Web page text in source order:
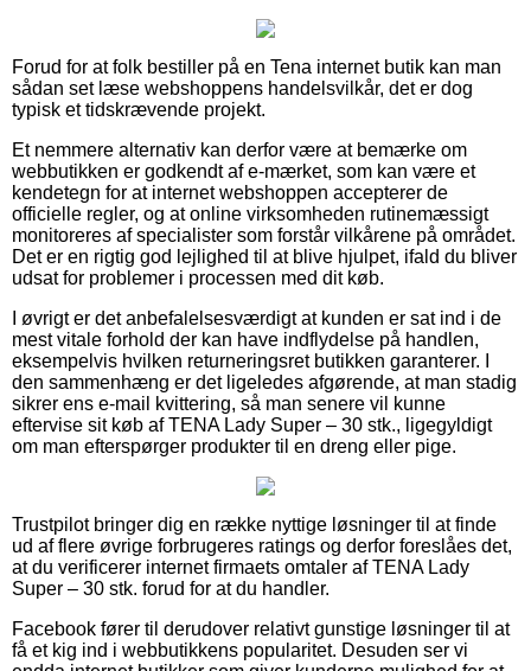
Forud for at folk bestiller på en Tena internet butik kan man
sådan set læse webshoppens handelsvilkår, det er dog
typisk et tidskrævende projekt.
Et nemmere alternativ kan derfor være at bemærke om
webbutikken er godkendt af e-mærket, som kan være et
kendetegn for at internet webshoppen accepterer de
officielle regler, og at online virksomheden rutinemæssigt
monitoreres af specialister som forstår vilkårene på området.
Det er en rigtig god lejlighed til at blive hjulpet, ifald du bliver
udsat for problemer i processen med dit køb.
I øvrigt er det anbefalelsesværdigt at kunden er sat ind i de
mest vitale forhold der kan have indflydelse på handlen,
eksempelvis hvilken returneringsret butikken garanterer. I
den sammenhæng er det ligeledes afgørende, at man stadig
sikrer ens e-mail kvittering, så man senere vil kunne
eftervise sit køb af TENA Lady Super – 30 stk., ligegyldigt
om man efterspørger produkter til en dreng eller pige.
Trustpilot bringer dig en række nyttige løsninger til at finde
ud af flere øvrige forbrugeres ratings og derfor foreslåes det,
at du verificerer internet firmaets omtaler af TENA Lady
Super – 30 stk. forud for at du handler.
Facebook fører til derudover relativt gunstige løsninger til at
få et kig ind i webbutikkens popularitet. Desuden ser vi